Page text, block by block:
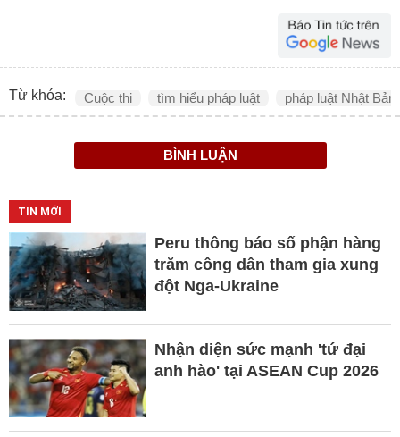
Từ khóa: Cuộc thi tìm hiểu pháp luật pháp luật Nhật Bản
BÌNH LUẬN
TIN MỚI
Peru thông báo số phận hàng
trăm công dân tham gia xung
đột Nga-Ukraine
Nhận diện sức mạnh 'tứ đại
anh hào' tại ASEAN Cup 2026